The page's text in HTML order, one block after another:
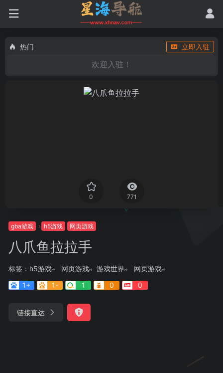
热门 立即入驻
欢迎入驻！
0 771
gba游戏 h5游戏 网页游戏
八爪鱼拉拉手
标签： h5游戏 网页游戏 游戏世界
网页游戏
1+
1- 1 0 0
链接直达